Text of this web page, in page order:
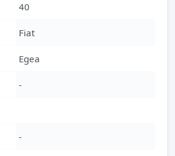
40
Fiat
Egea
-
-